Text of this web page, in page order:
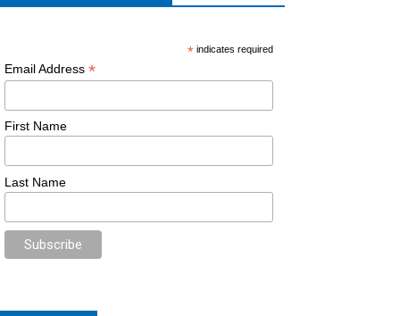
* indicates required
Email Address *
First Name
Last Name